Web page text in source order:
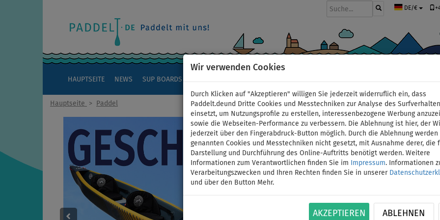
Wir verwenden Cookies
Durch Klicken auf "Akzeptieren" willigen Sie jederzeit widerruflich ein, dass
Paddelt.deund Dritte Cookies und Messtechniken zur Analyse des
einsetzt, um Nutzungsprofile zu erstellen, interessenbezogene Werbung
sowie die Webseiten-Performance zu verbessern. Die Ablehnung ist hier, der
jederzeit über den Fingerabdruck-Button möglich. Durch die Ablehnung werden
genannten Cookies und Messtechniken nicht gesetzt, mit Ausnahme derer, die
Darstellung und Durchführung des Online-Auftritts benötigt werden. Weitere
Informationen zum Verantwortlichen finden Sie im
Impressum. Informationen
Verarbeitungszwecken und Ihren Rechten finden Sie in unserer
und über den Button Mehr.
AKZEPTIEREN ABLEHNEN
DE/€
HAUPTSEITE NEWS SUP BOARDS
Hauptseite > Paddel
Geschenkgutschein
bei PADDELT.DE -
Sie suchen ein besonderes Geschenk,
Sie den Geschenkgutschein in den